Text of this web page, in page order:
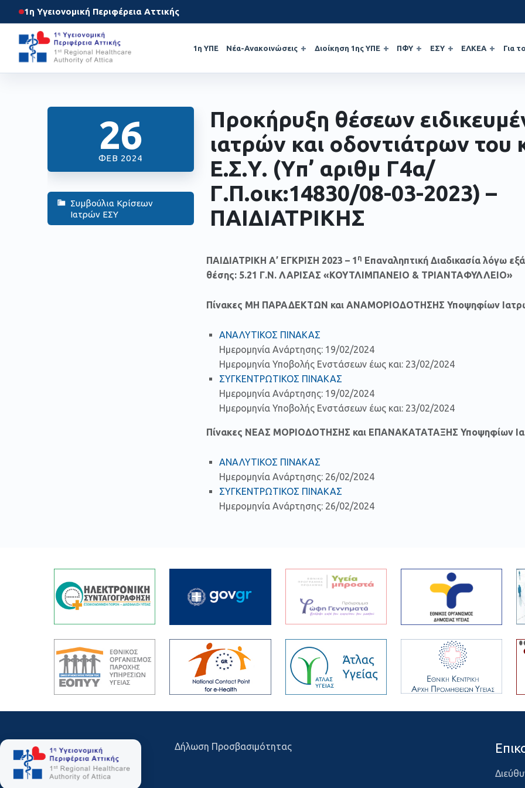
1η Υγειονομική Περιφέρεια Αττικής
1η ΥΠΕ Νέα-Ανακοινώσεις Διοίκηση 1ης ΥΠΕ ΠΦΥ ΕΣΥ ΕΛΚΕΑ Για
26
ΦΕΒ 2024
Συμβούλια Κρίσεων
Ιατρών ΕΣΥ
Προκήρυξη θέσεων
ιατρών και οδοντιάτρων του
Ε.Σ.Υ. (Yπ’ αριθμ Γ4α/
Γ.Π.οικ:14830/08-03-2023) –
ΠΑΙΔΙΑΤΡΙΚΗΣ
ΠΑΙΔΙΑΤΡΙΚΗ Α’ ΕΓΚΡΙΣΗ 2023 – 1 η Επαναληπτική Διαδικασία λόγω
θέσης: 5.21 Γ.Ν. ΛΑΡΙΣΑΣ «ΚΟΥΤΛΙΜΠΑΝΕΙΟ & ΤΡΙΑΝΤΑΦΥΛΛΕΙΟ»
Πίνακες ΜΗ ΠΑΡΑΔΕΚΤΩΝ και ΑΝΑΜΟΡΙΟΔΟΤΗΣΗΣ Υποψηφίων
ΑΝΑΛΥΤΙΚΟΣ ΠΙΝΑΚΑΣ
Ημερομηνία Ανάρτησης: 19/02/2024
Ημερομηνία Υποβολής Ενστάσεων έως και: 23/02/2024
ΣΥΓΚΕΝΤΡΩΤΙΚΟΣ ΠΙΝΑΚΑΣ
Ημερομηνία Ανάρτησης: 19/02/2024
Ημερομηνία Υποβολής Ενστάσεων έως και: 23/02/2024
Πίνακες ΝΕΑΣ ΜΟΡΙΟΔΟΤΗΣΗΣ και ΕΠΑΝΑΚΑΤΑΤΑΞΗΣ Υποψηφίων
ΑΝΑΛΥΤΙΚΟΣ ΠΙΝΑΚΑΣ
Ημερομηνία Ανάρτησης: 26/02/2024
ΣΥΓΚΕΝΤΡΩΤΙΚΟΣ ΠΙΝΑΚΑΣ
Ημερομηνία Ανάρτησης: 26/02/2024
Δήλωση Προσβασιμότητας